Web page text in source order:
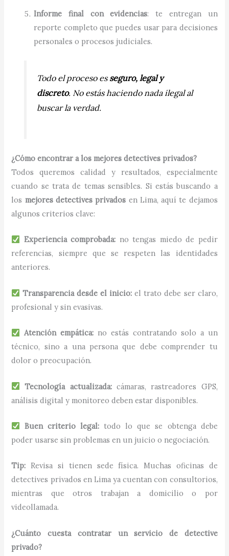
Informe final con evidencias: te entregan un
reporte completo que puedes usar para decisiones
personales o procesos judiciales.
Todo el proceso es seguro, legal y
discreto. No estás haciendo nada ilegal al
buscar la verdad.
¿Cómo encontrar a los mejores detectives privados?
Todos queremos calidad y resultados, especialmente
cuando se trata de temas sensibles. Si estás buscando a
los mejores detectives privados en Lima, aquí te dejamos
algunos criterios clave:
Experiencia comprobada: no tengas miedo de pedir
referencias, siempre que se respeten las identidades
anteriores.
Transparencia desde el inicio: el trato debe ser claro,
profesional y sin evasivas.
Atención empática:no estás contratando solo a un
técnico, sino a una persona que debe comprender tu
dolor o preocupación.
Tecnología actualizada:cámaras, rastreadores GPS,
análisis digital y monitoreo deben estar disponibles.
Buen criterio legal: todo lo que se obtenga debe
poder usarse sin problemas en un juicio o negociación.
Tip: Revisa si tienen sede física. Muchas oficinas de
detectives privados en Lima ya cuentan con consultorios,
mientras que otros trabajan a domicilio o por
videollamada.
¿Cuánto cuesta contratar un servicio de detective
privado?